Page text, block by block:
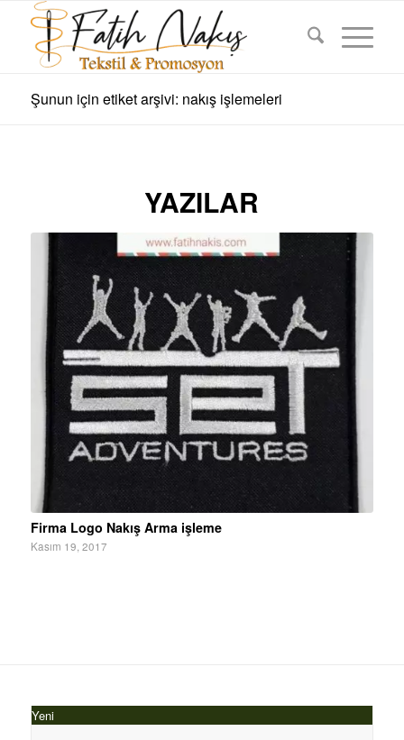
Şunun için etiket arşivi: nakış işlemeleri
YAZILAR
Firma Logo Nakış Arma işleme
Kasım 19, 2017
Yeni